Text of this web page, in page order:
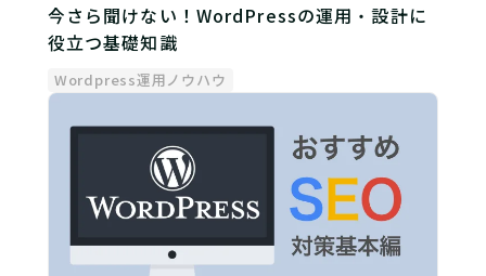
今さら聞けない！WordPressの運用・設計に
役立つ基礎知識
Wordpress運用ノウハウ